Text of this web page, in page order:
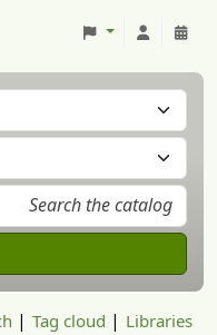
Tag cloud Libraries